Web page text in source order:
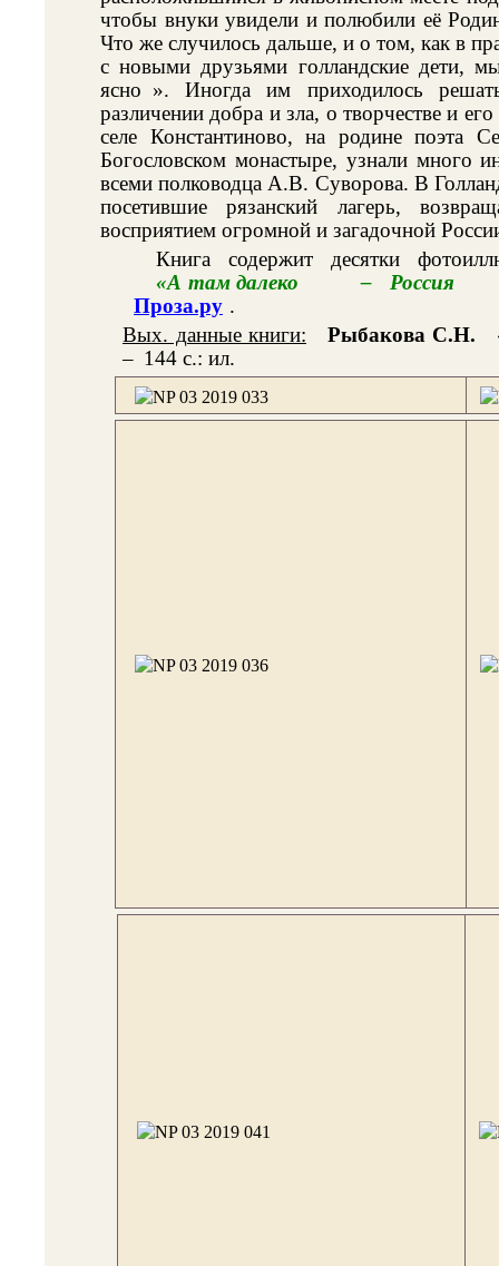
чтобы внуки увидели и полюбили её
Что же случилось дальше, и о том, как в
с новыми друзьями голландские дети,
ясно ». Иногда им приходилось
различении добра и зла, о творчестве и
селе Константиново, на родине поэта
Богословском монастыре, узнали много
всеми полководца А.В. Суворова. В
посетившие рязанский лагерь,
восприятием огромной и загадочной
Книга содержит десятки
«А там далеко
–
Россия
Проза.ру .
Вых. данные книги:
Рыбакова С.Н.
– 144 с.: ил.